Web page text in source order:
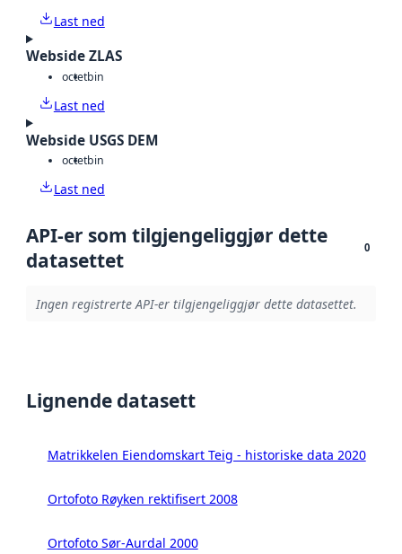
Last ned
Webside ZLAS
octetbin
Last ned
Webside USGS DEM
octetbin
Last ned
API-er som tilgjengeliggjør dette
datasettet
0
Ingen registrerte API-er tilgjengeliggjør dette datasettet.
Lignende datasett
Matrikkelen Eiendomskart Teig - historiske data 2020
Ortofoto Røyken rektifisert 2008
Ortofoto Sør-Aurdal 2000